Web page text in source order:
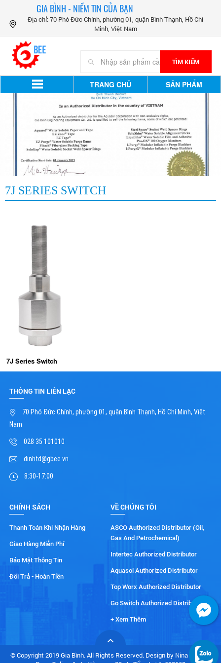
GIA BÌNH - NIỀM TIN CỦA BẠN
Địa chỉ: 70 Phó Đức Chính, phường 01, quận Bình Thạnh, Hồ Chí
Minh, Việt Nam
TÌM KIẾM
TRANG CHỦ SẢN PHẨM
7J SERIES SWITCH
7J Series Switch
THÔNG TIN LIÊN LẠC
70 Phó Đức Chính, phường 01, quận Bình Thạnh, Hồ Chí Minh, Việt
Nam
028 35 101010
dinhtd@gbee.vn
8:30-17:00
CHÍNH SÁCH
Thanh Toán Khi Nhận Hàng
Giao Hàng Miễn Phí
Bảo Mật Thông Tin
Đổi Trả - Hoàn Tiền
VỀ CHÚNG TÔI
ASCO Authorized Distributor (Oil,
Gas And Petrochemical)
Intertec Authorized Distributor
Aquasol Authorized Distributor
Top Worx Authorized Distributor
Go Switch Authorized Distributor
+ Xem Thêm
© Copyright 2019 Gia Bình. All Rights Reserved. Design by Nina Co., Ltd